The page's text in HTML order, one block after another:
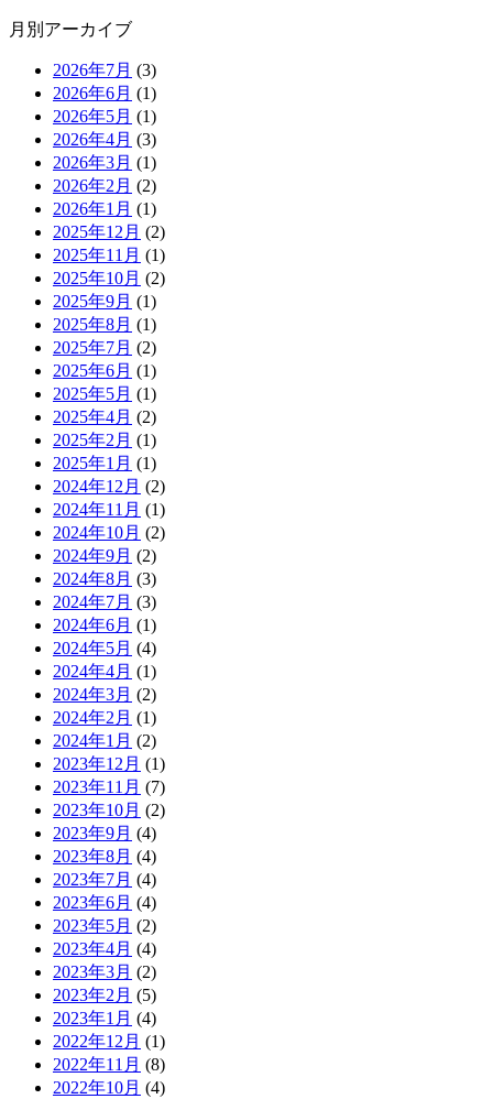
月別アーカイブ
2026年7月 (3)
2026年6月 (1)
2026年5月 (1)
2026年4月 (3)
2026年3月 (1)
2026年2月 (2)
2026年1月 (1)
2025年12月 (2)
2025年11月 (1)
2025年10月 (2)
2025年9月 (1)
2025年8月 (1)
2025年7月 (2)
2025年6月 (1)
2025年5月 (1)
2025年4月 (2)
2025年2月 (1)
2025年1月 (1)
2024年12月 (2)
2024年11月 (1)
2024年10月 (2)
2024年9月 (2)
2024年8月 (3)
2024年7月 (3)
2024年6月 (1)
2024年5月 (4)
2024年4月 (1)
2024年3月 (2)
2024年2月 (1)
2024年1月 (2)
2023年12月 (1)
2023年11月 (7)
2023年10月 (2)
2023年9月 (4)
2023年8月 (4)
2023年7月 (4)
2023年6月 (4)
2023年5月 (2)
2023年4月 (4)
2023年3月 (2)
2023年2月 (5)
2023年1月 (4)
2022年12月 (1)
2022年11月 (8)
2022年10月 (4)